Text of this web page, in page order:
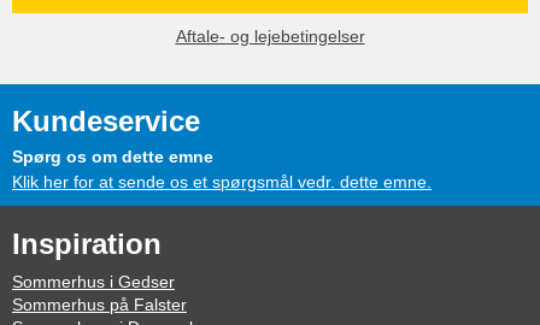
Aftale- og lejebetingelser
Kundeservice
Spørg os om dette emne
Klik her for at sende os et spørgsmål vedr. dette emne.
Inspiration
Sommerhus i Gedser
Sommerhus på Falster